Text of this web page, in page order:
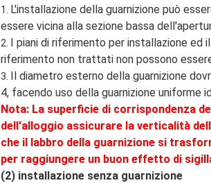
1. L'installazione della guarnizione può
essere vicina alla sezione bassa
2. I piani di riferimento per installazione ed
riferimento non trattati non possono
3. Il diametro esterno della guarnizione
4, facendo uso della guarnizione uniforme
Nota: La superficie di corrispondenza
dell'alloggio assicurare la verticalità
che il labbro della guarnizione si
per raggiungere un buon effetto di
(2) installazione senza guarnizione